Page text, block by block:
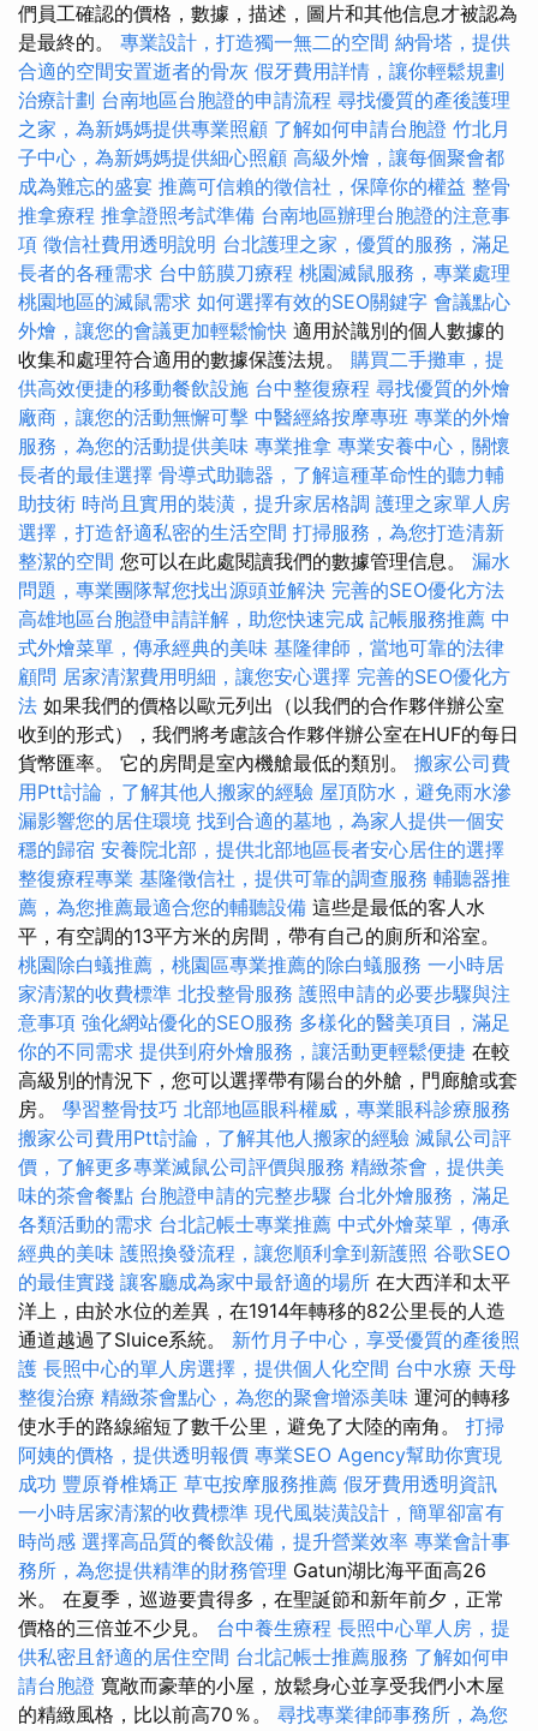
們員工確認的價格，數據，描述，圖片和其他信息才被認為
是最終的。 專業設計，打造獨一無二的空間 納骨塔，提供
合適的空間安置逝者的骨灰 假牙費用詳情，讓你輕鬆規劃
治療計劃 台南地區台胞證的申請流程 尋找優質的產後護理
之家，為新媽媽提供專業照顧 了解如何申請台胞證 竹北月
子中心，為新媽媽提供細心照顧 高級外燴，讓每個聚會都
成為難忘的盛宴 推薦可信賴的徵信社，保障你的權益 整骨
推拿療程 推拿證照考試準備 台南地區辦理台胞證的注意事
項 徵信社費用透明說明 台北護理之家，優質的服務，滿足
長者的各種需求 台中筋膜刀療程 桃園滅鼠服務，專業處理
桃園地區的滅鼠需求 如何選擇有效的SEO關鍵字 會議點心
外燴，讓您的會議更加輕鬆愉快 適用於識別的個人數據的
收集和處理符合適用的數據保護法規。 購買二手攤車，提
供高效便捷的移動餐飲設施 台中整復療程 尋找優質的外燴
廠商，讓您的活動無懈可擊 中醫經絡按摩專班 專業的外燴
服務，為您的活動提供美味 專業推拿 專業安養中心，關懷
長者的最佳選擇 骨導式助聽器，了解這種革命性的聽力輔
助技術 時尚且實用的裝潢，提升家居格調 護理之家單人房
選擇，打造舒適私密的生活空間 打掃服務，為您打造清新
整潔的空間 您可以在此處閱讀我們的數據管理信息。 漏水
問題，專業團隊幫您找出源頭並解決 完善的SEO優化方法
高雄地區台胞證申請詳解，助您快速完成 記帳服務推薦 中
式外燴菜單，傳承經典的美味 基隆律師，當地可靠的法律
顧問 居家清潔費用明細，讓您安心選擇 完善的SEO優化方
法 如果我們的價格以歐元列出（以我們的合作夥伴辦公室
收到的形式），我們將考慮該合作夥伴辦公室在HUF的每日
貨幣匯率。 它的房間是室內機艙最低的類別。 搬家公司費
用Ptt討論，了解其他人搬家的經驗 屋頂防水，避免雨水滲
漏影響您的居住環境 找到合適的墓地，為家人提供一個安
穩的歸宿 安養院北部，提供北部地區長者安心居住的選擇
整復療程專業 基隆徵信社，提供可靠的調查服務 輔聽器推
薦，為您推薦最適合您的輔聽設備 這些是最低的客人水
平，有空調的13平方米的房間，帶有自己的廁所和浴室。
桃園除白蟻推薦，桃園區專業推薦的除白蟻服務 一小時居
家清潔的收費標準 北投整骨服務 護照申請的必要步驟與注
意事項 強化網站優化的SEO服務 多樣化的醫美項目，滿足
你的不同需求 提供到府外燴服務，讓活動更輕鬆便捷 在較
高級別的情況下，您可以選擇帶有陽台的外艙，門廊艙或套
房。 學習整骨技巧 北部地區眼科權威，專業眼科診療服務
搬家公司費用Ptt討論，了解其他人搬家的經驗 滅鼠公司評
價，了解更多專業滅鼠公司評價與服務 精緻茶會，提供美
味的茶會餐點 台胞證申請的完整步驟 台北外燴服務，滿足
各類活動的需求 台北記帳士專業推薦 中式外燴菜單，傳承
經典的美味 護照換發流程，讓您順利拿到新護照 谷歌SEO
的最佳實踐 讓客廳成為家中最舒適的場所 在大西洋和太平
洋上，由於水位的差異，在1914年轉移的82公里長的人造
通道越過了Sluice系統。 新竹月子中心，享受優質的產後照
護 長照中心的單人房選擇，提供個人化空間 台中水療 天母
整復治療 精緻茶會點心，為您的聚會增添美味 運河的轉移
使水手的路線縮短了數千公里，避免了大陸的南角。 打掃
阿姨的價格，提供透明報價 專業SEO Agency幫助你實現
成功 豐原脊椎矯正 草屯按摩服務推薦 假牙費用透明資訊
一小時居家清潔的收費標準 現代風裝潢設計，簡單卻富有
時尚感 選擇高品質的餐飲設備，提升營業效率 專業會計事
務所，為您提供精準的財務管理 Gatun湖比海平面高26
米。 在夏季，巡遊要貴得多，在聖誕節和新年前夕，正常
價格的三倍並不少見。 台中養生療程 長照中心單人房，提
供私密且舒適的居住空間 台北記帳士推薦服務 了解如何申
請台胞證 寬敞而豪華的小屋，放鬆身心並享受我們小木屋
的精緻風格，比以前高70％。 尋找專業律師事務所，為您